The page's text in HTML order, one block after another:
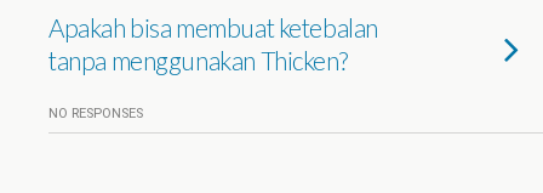
Apakah bisa membuat ketebalan
tanpa menggunakan Thicken?
NO RESPONSES